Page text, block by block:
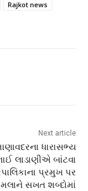
Rajkot news
Next article
ધારાસભ્ય
લાડાણીએ બાંટવા
પ્રમુખ પર
સખત શબ્દોમાં